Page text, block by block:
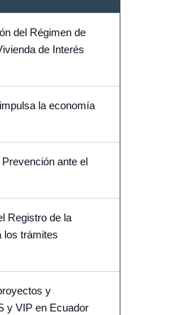
del Régimen de
de Interés
la economía
ante el
Registro de la
los trámites
y
y VIP en Ecuador